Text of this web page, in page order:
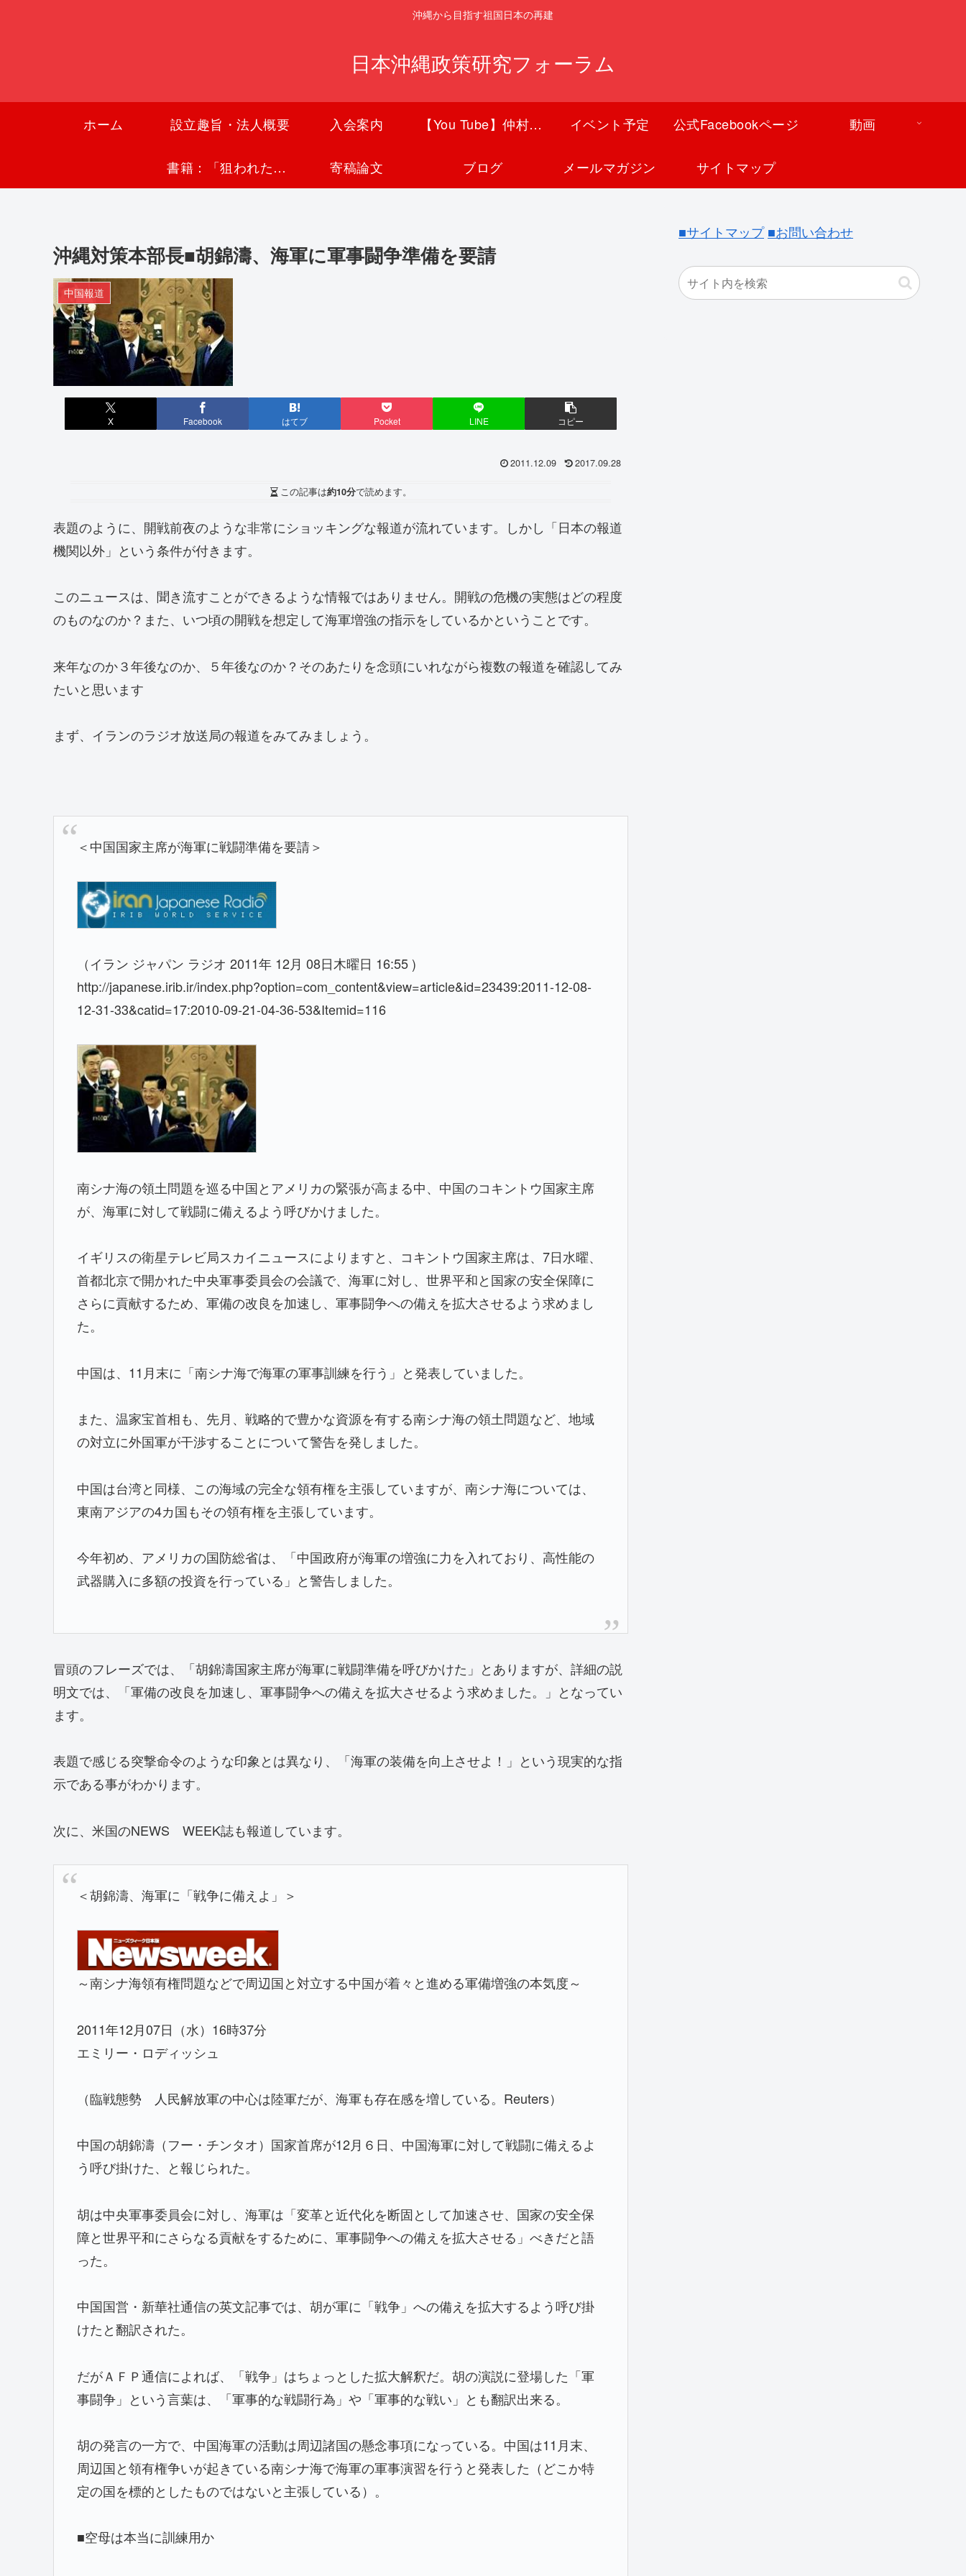
沖縄から目指す祖国日本の再建
日本沖縄政策研究フォーラム
ホーム 設立趣旨・法人概要 入会案内 【You Tube】仲村覚チャンネル イベント予定 公式Facebookページ 動画
書籍：「狙われた沖縄〜真実の沖縄史が日本を救う〜」 寄稿論文 ブログ メールマガジン サイトマップ
沖縄対策本部長■胡錦濤、海軍に軍事闘争準備を要請
中国報道
X Facebook はてブ Pocket LINE コピー
2011.12.09 2017.09.28
この記事は約10分で読めます。
表題のように、開戦前夜のような非常にショッキングな報道が流れています。しかし「日本の報道
機関以外」という条件が付きます。
このニュースは、聞き流すことができるような情報ではありません。開戦の危機の実態はどの程度
のものなのか？また、いつ頃の開戦を想定して海軍増強の指示をしているかということです。
来年なのか３年後なのか、５年後なのか？そのあたりを念頭にいれながら複数の報道を確認してみ
たいと思います
まず、イランのラジオ放送局の報道をみてみましょう。
＜中国国家主席が海軍に戦闘準備を要請＞
（イラン ジャパン ラジオ 2011年 12月 08日木曜日 16:55 )
http://japanese.irib.ir/index.php?option=com_content&view=article&id=23439:2011-12-08-
12-31-33&catid=17:2010-09-21-04-36-53&Itemid=116
南シナ海の領土問題を巡る中国とアメリカの緊張が高まる中、中国のコキントウ国家主席
が、海軍に対して戦闘に備えるよう呼びかけました。
イギリスの衛星テレビ局スカイニュースによりますと、コキントウ国家主席は、7日水曜、
首都北京で開かれた中央軍事委員会の会議で、海軍に対し、世界平和と国家の安全保障に
さらに貢献するため、軍備の改良を加速し、軍事闘争への備えを拡大させるよう求めまし
た。
中国は、11月末に「南シナ海で海軍の軍事訓練を行う」と発表していました。
また、温家宝首相も、先月、戦略的で豊かな資源を有する南シナ海の領土問題など、地域
の対立に外国軍が干渉することについて警告を発しました。
中国は台湾と同様、この海域の完全な領有権を主張していますが、南シナ海については、
東南アジアの4カ国もその領有権を主張しています。
今年初め、アメリカの国防総省は、「中国政府が海軍の増強に力を入れており、高性能の
武器購入に多額の投資を行っている」と警告しました。
冒頭のフレーズでは、「胡錦濤国家主席が海軍に戦闘準備を呼びかけた」とありますが、詳細の説
明文では、「軍備の改良を加速し、軍事闘争への備えを拡大させるよう求めました。」となってい
ます。
表題で感じる突撃命令のような印象とは異なり、「海軍の装備を向上させよ！」という現実的な指
示である事がわかります。
次に、米国のNEWS WEEK誌も報道しています。
＜胡錦濤、海軍に「戦争に備えよ」＞
～南シナ海領有権問題などで周辺国と対立する中国が着々と進める軍備増強の本気度～
2011年12月07日（水）16時37分
エミリー・ロディッシュ
（臨戦態勢 人民解放軍の中心は陸軍だが、海軍も存在感を増している。Reuters）
中国の胡錦濤（フー・チンタオ）国家首席が12月６日、中国海軍に対して戦闘に備えるよ
う呼び掛けた、と報じられた。
胡は中央軍事委員会に対し、海軍は「変革と近代化を断固として加速させ、国家の安全保
障と世界平和にさらなる貢献をするために、軍事闘争への備えを拡大させる」べきだと語
った。
中国国営・新華社通信の英文記事では、胡が軍に「戦争」への備えを拡大するよう呼び掛
けたと翻訳された。
だがＡＦＰ通信によれば、「戦争」はちょっとした拡大解釈だ。胡の演説に登場した「軍
事闘争」という言葉は、「軍事的な戦闘行為」や「軍事的な戦い」とも翻訳出来る。
胡の発言の一方で、中国海軍の活動は周辺諸国の懸念事項になっている。中国は11月末、
周辺国と領有権争いが起きている南シナ海で海軍の軍事演習を行うと発表した（どこか特
定の国を標的としたものではないと主張している）。
■空母は本当に訓練用か
■サイトマップ ■お問い合わせ